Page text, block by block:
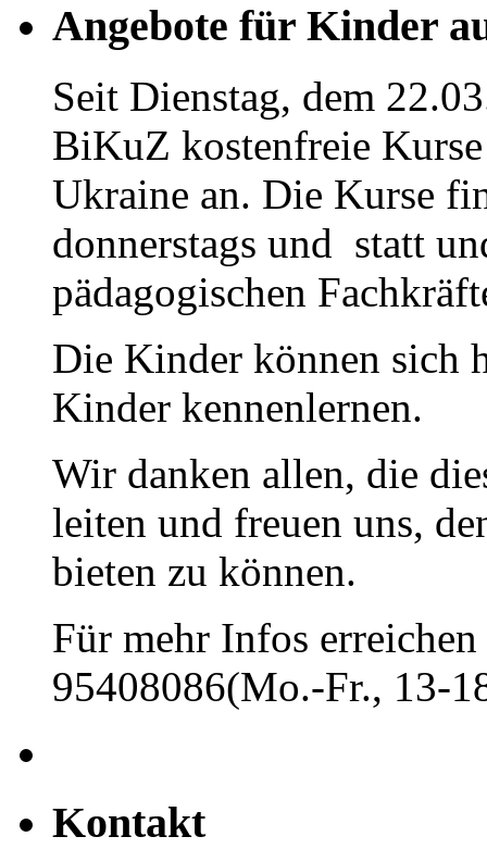
Angebote für Kinder
Seit Dienstag, dem
BiKuZ kostenfreie
Ukraine an. Die Kurse
donnerstags und statt
pädagogischen
Die Kinder können sich
Kinder kennenlernen.
Wir danken allen, die
leiten und freuen uns,
bieten zu können.
Für mehr Infos
95408086(Mo.-Fr., 13-
Kontakt